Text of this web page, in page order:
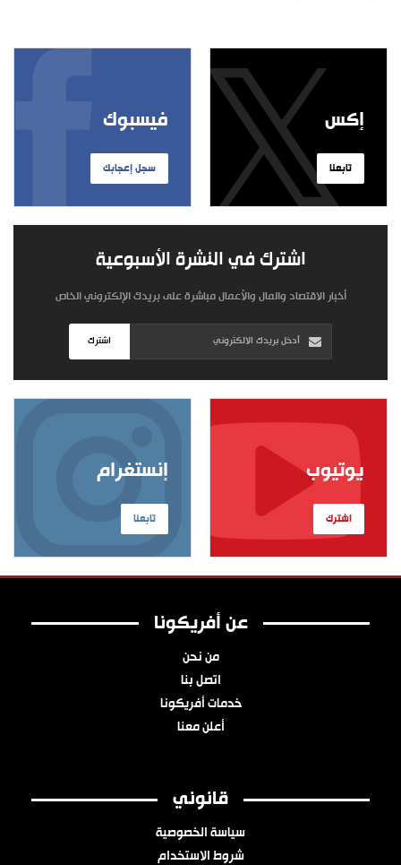
فيسبوك
سجل إعجابك
إكس
تابعنا
اشترك في النشرة الأسبوعية
أخبار الاقتصاد والمال والأعمال مباشرة على بريدك الإلكتروني الخاص
اشترك
إنستغرام
تابعنا
يوتيوب
اشترك
عن أفريكونا
من نحن
اتصل بنا
خدمات أفريكونا
أعلن معنا
قانوني
سياسة الخصوصية
شروط الاستخدام